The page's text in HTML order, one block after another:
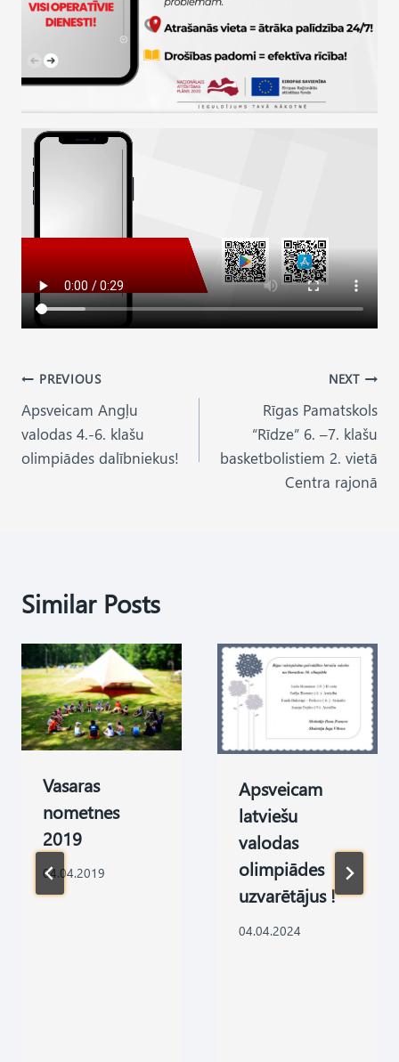
Post
navigation
PREVIOUS
Apsveicam Angļu
valodas 4.-6. klašu
olimpiādes dalībniekus!
NEXT
Rīgas Pamatskols
“Rīdze” 6. –7. klašu
basketbolistiem 2. vietā
Centra rajonā
Similar Posts
Vasaras
nometnes
2019
04.04.2019
Apsveicam
latviešu
valodas
olimpiādes
uzvarētājus !
04.04.2024